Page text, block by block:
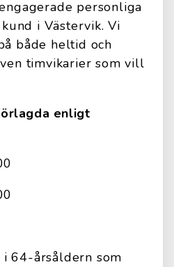
personliga
i Västervik. Vi
både heltid och
timvikarier som vill
enligt
i 64-årsåldern som